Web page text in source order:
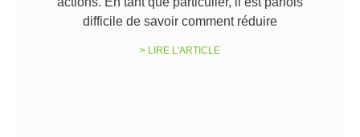
difficile de savoir comment réduire
> LIRE L'ARTICLE